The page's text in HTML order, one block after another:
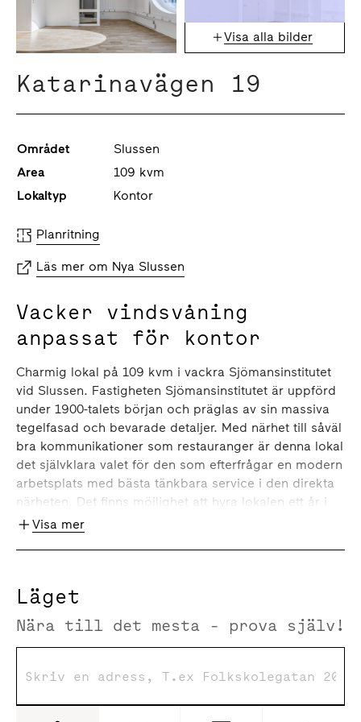
Visa alla bilder
Katarinavägen 19
Området
Slussen
Area
109 kvm
Lokaltyp
Kontor
Planritning
Läs mer om Nya Slussen
Vacker vindsvåning
anpassat för kontor
Charmig lokal på 109 kvm i vackra Sjömansinstitutet
vid Slussen. Fastigheten Sjömansinstitutet är uppförd
under 1900-talets början och präglas av sin massiva
tegelfasad och bevarade detaljer. Med närhet till såväl
bra kommunikationer som restauranger är denna lokal
det självklara valet för den som efterfrågar en modern
arbetsplats med bästa tänkbara service i den direkta
närheten. Det finns möjlighet att hyra lokalen ett år i
taget och för 5000 kr/kvm.
Omgivning
Slussen, en av Stockholms mest ikoniska platser,
genomgår just nu en omvandling från trafikplats till
mötesplats - med människan i fokus. När Nya Slussen
står klar 2028 kommer det vara en attraktiv
restauranger och uteserveringar, galleria i anslutning
till kollektivtrafiken under mark, en ny park, fler
Visa mer
Läget
Nära till det mesta - prova själv!